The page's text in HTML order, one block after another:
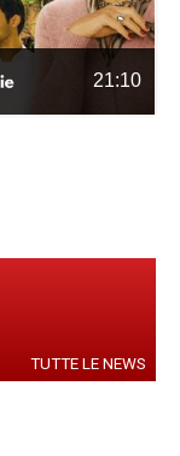
21:10
TUTTE LE NEWS